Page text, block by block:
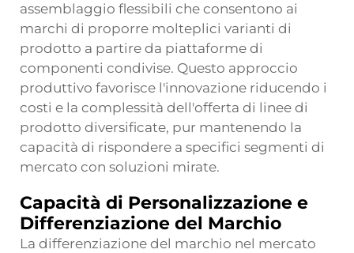
assemblaggio flessibili che consentono ai
marchi di proporre molteplici varianti di
prodotto a partire da piattaforme di
componenti condivise. Questo approccio
produttivo favorisce l'innovazione riducendo i
costi e la complessità dell'offerta di linee di
prodotto diversificate, pur mantenendo la
capacità di rispondere a specifici segmenti di
mercato con soluzioni mirate.
Capacità di Personalizzazione e
Differenziazione del Marchio
La differenziazione del marchio nel mercato